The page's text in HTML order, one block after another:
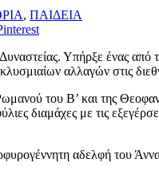
, ΠΑΙΔΕΙΑ
Υπήρξε ένας
αλλαγών στις
του Β’ και της
διαμάχες με τις
αδελφή του